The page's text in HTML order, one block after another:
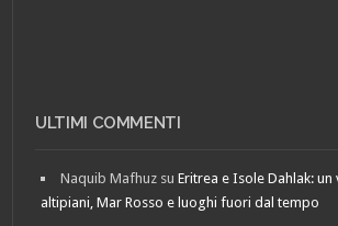
ULTIMI COMMENTI
Naquib Mafhuz suEritrea e Isole Dahlak:
altipiani, Mar Rosso e luoghi fuori dal tempo